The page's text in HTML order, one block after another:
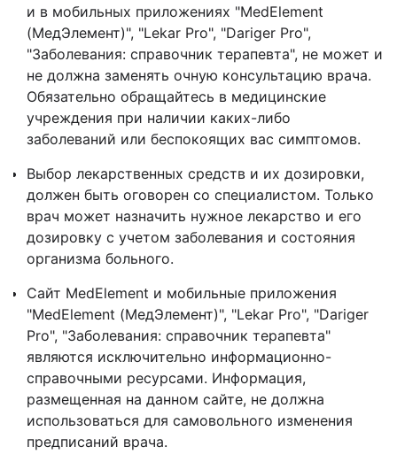
и в мобильных приложениях "MedElement
(МедЭлемент)", "Lekar Pro", "Dariger Pro",
"Заболевания: справочник терапевта", не может и
не должна заменять очную консультацию врача.
Обязательно обращайтесь в медицинские
учреждения при наличии каких-либо
заболеваний или беспокоящих вас симптомов.
Выбор лекарственных средств и их дозировки,
должен быть оговорен со специалистом. Только
врач может назначить нужное лекарство и его
дозировку с учетом заболевания и состояния
организма больного.
Сайт MedElement и мобильные приложения
"MedElement (МедЭлемент)", "Lekar Pro", "Dariger
Pro", "Заболевания: справочник терапевта"
являются исключительно информационно-
справочными ресурсами. Информация,
размещенная на данном сайте, не должна
использоваться для самовольного изменения
предписаний врача.